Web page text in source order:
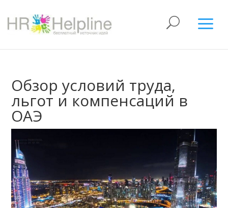
Обзор условий труда,
льгот и компенсаций в
ОАЭ